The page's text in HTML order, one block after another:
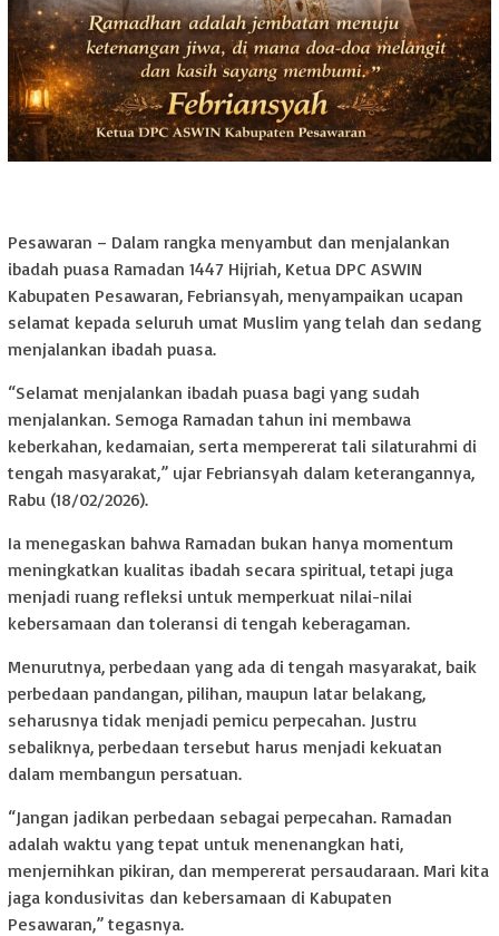
Pesawaran – Dalam rangka menyambut dan menjalankan
ibadah puasa Ramadan 1447 Hijriah, Ketua DPC ASWIN
Kabupaten Pesawaran, Febriansyah, menyampaikan ucapan
selamat kepada seluruh umat Muslim yang telah dan sedang
menjalankan ibadah puasa.
“Selamat menjalankan ibadah puasa bagi yang sudah
menjalankan. Semoga Ramadan tahun ini membawa
keberkahan, kedamaian, serta mempererat tali silaturahmi di
tengah masyarakat,” ujar Febriansyah dalam keterangannya,
Rabu (18/02/2026).
Ia menegaskan bahwa Ramadan bukan hanya momentum
meningkatkan kualitas ibadah secara spiritual, tetapi juga
menjadi ruang refleksi untuk memperkuat nilai-nilai
kebersamaan dan toleransi di tengah keberagaman.
Menurutnya, perbedaan yang ada di tengah masyarakat, baik
perbedaan pandangan, pilihan, maupun latar belakang,
seharusnya tidak menjadi pemicu perpecahan. Justru
sebaliknya, perbedaan tersebut harus menjadi kekuatan
dalam membangun persatuan.
“Jangan jadikan perbedaan sebagai perpecahan. Ramadan
adalah waktu yang tepat untuk menenangkan hati,
menjernihkan pikiran, dan mempererat persaudaraan. Mari kita
jaga kondusivitas dan kebersamaan di Kabupaten
Pesawaran,” tegasnya.